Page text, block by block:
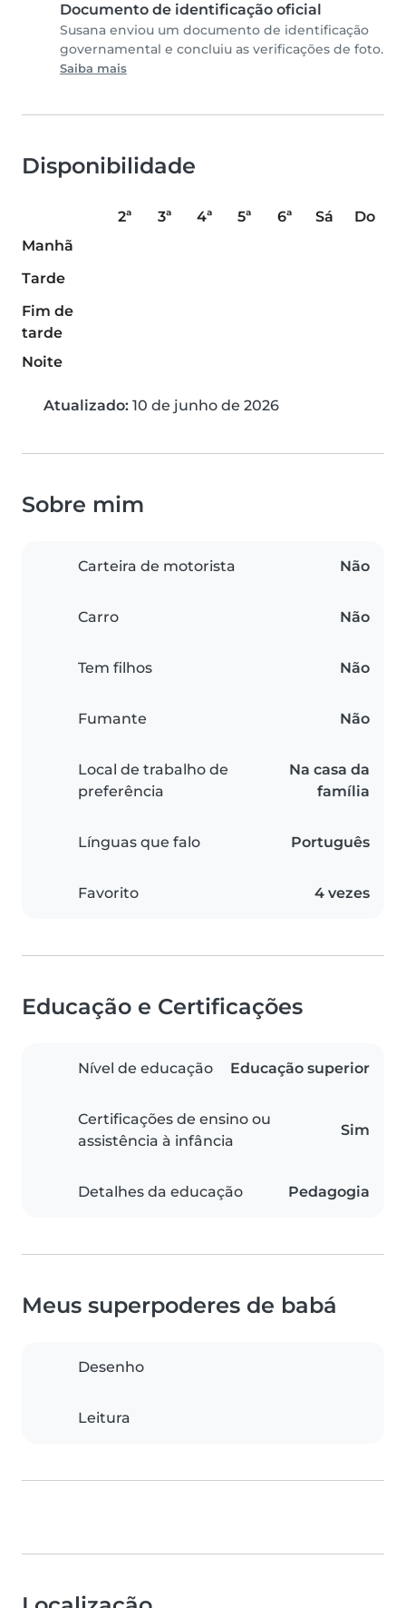
Documento de identificação oficial
Susana enviou um documento de identificação
governamental e concluiu as verificações de foto.
Saiba mais
Disponibilidade
2ª 3ª 4ª 5ª 6ª Sá
Do
Manhã
Tarde
Fim de
tarde
Noite
Atualizado: 10 de junho de 2026
Sobre mim
Carteira de motorista Não
Carro Não
Tem filhos Não
Fumante Não
Local de trabalho de
preferência
Na casa da
família
Línguas que falo Português
Favorito 4 vezes
Educação e Certificações
Nível de educação Educação superior
Certificações de ensino ou
assistência à infância
Sim
Detalhes da educação Pedagogia
Meus superpoderes de babá
Desenho
Leitura